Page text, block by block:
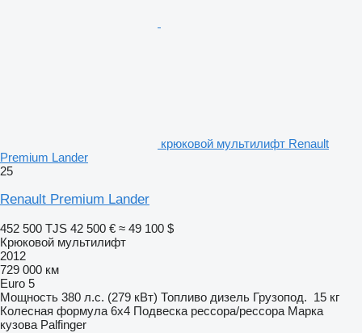
крюковой мультилифт Renault
Premium Lander
25
Renault Premium Lander
452 500 TJS 42 500 € ≈ 49 100 $
Крюковой мультилифт
2012
729 000 км
Euro 5
Мощность 380 л.с. (279 кВт) Топливо дизель Грузопод. 15 кг
Колесная формула 6x4 Подвеска рессора/рессора Марка
кузова Palfinger